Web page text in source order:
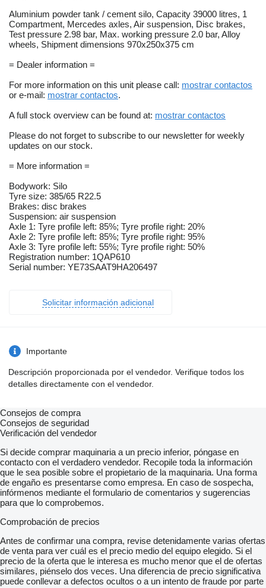
Aluminium powder tank / cement silo, Capacity 39000 litres, 1
Compartment, Mercedes axles, Air suspension, Disc brakes,
Test pressure 2.98 bar, Max. working pressure 2.0 bar, Alloy
wheels, Shipment dimensions 970x250x375 cm
= Dealer information =
For more information on this unit please call: mostrar contactos
or e-mail: mostrar contactos.
A full stock overview can be found at: mostrar contactos
Please do not forget to subscribe to our newsletter for weekly
updates on our stock.
= More information =
Bodywork: Silo
Tyre size: 385/65 R22.5
Brakes: disc brakes
Suspension: air suspension
Axle 1: Tyre profile left: 85%; Tyre profile right: 20%
Axle 2: Tyre profile left: 85%; Tyre profile right: 95%
Axle 3: Tyre profile left: 55%; Tyre profile right: 50%
Registration number: 1QAP610
Serial number: YE73SAAT9HA206497
Solicitar información adicional
Importante
Descripción proporcionada por el vendedor. Verifique todos los
detalles directamente con el vendedor.
Consejos de compra
Consejos de seguridad
Verificación del vendedor
Si decide comprar maquinaria a un precio inferior, póngase en
contacto con el verdadero vendedor. Recopile toda la información
que le sea posible sobre el propietario de la maquinaria. Una forma
de engaño es presentarse como empresa. En caso de sospecha,
infórmenos mediante el formulario de comentarios y sugerencias
para que lo comprobemos.
Comprobación de precios
Antes de confirmar una compra, revise detenidamente varias ofertas
de venta para ver cuál es el precio medio del equipo elegido. Si el
precio de la oferta que le interesa es mucho menor que el de ofertas
similares, piénselo dos veces. Una diferencia de precio significativa
puede conllevar a defectos ocultos o a un intento de fraude por parte